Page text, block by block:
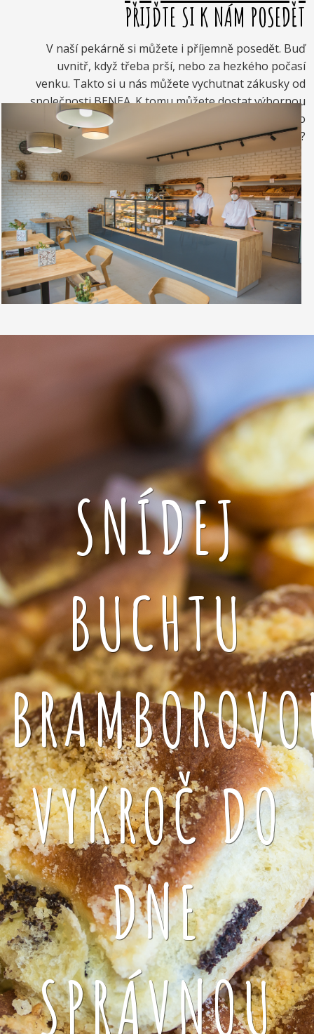
PŘIJĎTE SI K NÁM POSEDĚT
V naší pekárně si můžete i příjemně posedět. Buď
uvnitř, když třeba prší, nebo za hezkého počasí
venku. Takto si u nás můžete vychutnat zákusky od
společnosti BENEA. K tomu můžete dostat výbornou
kávou. Nebo si raději dáte zrmzlinový pohár nebo
vynikající točenou zmrzlinu?
SNÍDEJ
BUCHTU
VYKROČ DO
DNE
SPRÁVNOU